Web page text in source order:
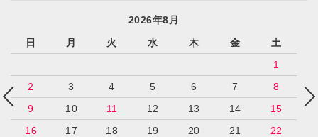
2026年8月
日
月 火 水 木 金
土
1
2
3 4 5 6 7
8
9
10 11 12 13 14
15
16
17 18 19 20 21
22